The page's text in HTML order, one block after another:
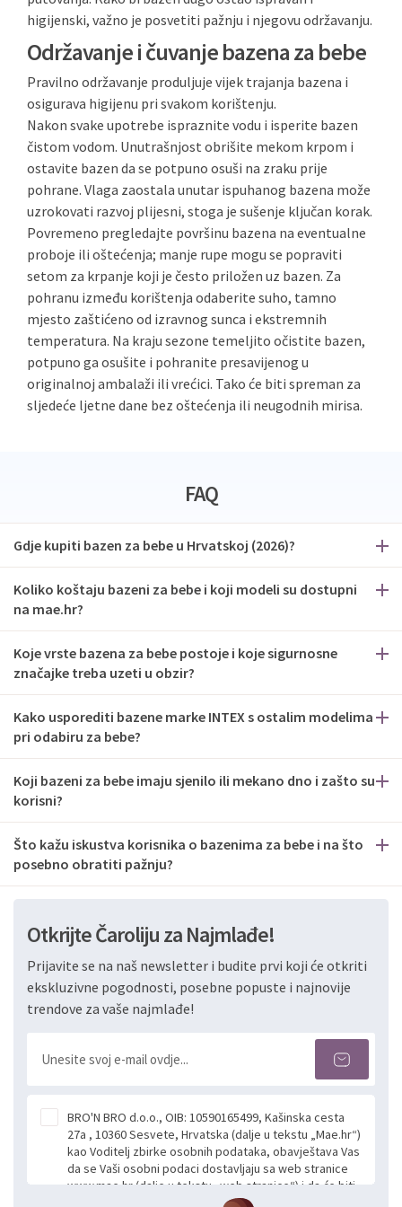
higijenski, važno je posvetiti pažnju i njegovu održavanju.
Održavanje i čuvanje bazena za bebe
Pravilno održavanje produljuje vijek trajanja bazena i
osigurava higijenu pri svakom korištenju.
Nakon svake upotrebe ispraznite vodu i isperite bazen
čistom vodom. Unutrašnjost obrišite mekom krpom i
ostavite bazen da se potpuno osuši na zraku prije
pohrane. Vlaga zaostala unutar ispuhanog bazena može
uzrokovati razvoj plijesni, stoga je sušenje ključan korak.
Povremeno pregledajte površinu bazena na eventualne
proboje ili oštećenja; manje rupe mogu se popraviti
setom za krpanje koji je često priložen uz bazen. Za
pohranu između korištenja odaberite suho, tamno
mjesto zaštićeno od izravnog sunca i ekstremnih
temperatura. Na kraju sezone temeljito očistite bazen,
potpuno ga osušite i pohranite presavijenog u
originalnoj ambalaži ili vrećici. Tako će biti spreman za
sljedeće ljetne dane bez oštećenja ili neugodnih mirisa.
FAQ
Gdje kupiti bazen za bebe u Hrvatskoj (2026)?
Koliko koštaju bazeni za bebe i koji modeli su dostupni
na mae.hr?
Koje vrste bazena za bebe postoje i koje sigurnosne
značajke treba uzeti u obzir?
Kako usporediti bazene marke INTEX s ostalim modelima
pri odabiru za bebe?
Koji bazeni za bebe imaju sjenilo ili mekano dno i zašto su
korisni?
Što kažu iskustva korisnika o bazenima za bebe i na što
posebno obratiti pažnju?
Otkrijte Čaroliju za Najmlađe!
Prijavite se na naš newsletter i budite prvi koji će otkriti
ekskluzivne pogodnosti, posebne popuste i najnovije
trendove za vaše najmlađe!
BRO'N BRO d.o.o., OIB: 10590165499, Kašinska cesta
27a , 10360 Sesvete, Hrvatska (dalje u tekstu „Mae.hr“)
kao Voditelj zbirke osobnih podataka, obavještava Vas
da se Vaši osobni podaci dostavljaju sa web stranice
www.mae.hr (dalje u tekstu „web stranice“) i da će biti
obrađeni. Prihvaćanjem ove Izjave smatra se da